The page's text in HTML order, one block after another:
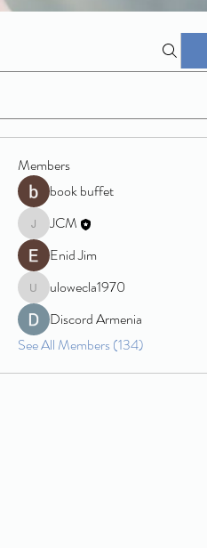
Members
book buffet
JCMJCM
Enid Jim
ulowecla1970
ulowecla1970
Discord Armenia
See All Members (134)